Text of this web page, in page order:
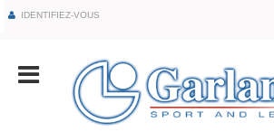
IDENTIFIEZ-VOUS